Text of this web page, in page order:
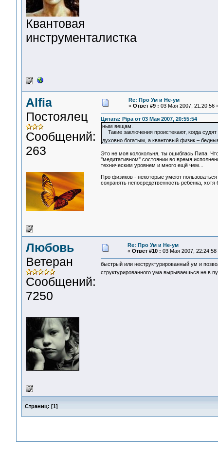
Квантовая
инструменталистка
Alfia
Постоялец
Сообщений:
263
Re: Про Ум и Не-ум
« Ответ #9 : 03 Мая 2007, 21:20:56
Цитата: Pipa от 03 Мая 2007, 20:55:54
ным вещам.
Такие заключения проистекают, когда
духовно богатым, а квантовый физик –
Это не моя колокольня, ты ошиблась Пипа.
"медитативном" состоянии во время
техническим уровнем и много ещё чем...
Про физиков - некоторые умеют
сохранять непосредственность ребёнка, хотя
Любовь
Ветеран
Сообщений:
7250
Re: Про Ум и Не-ум
« Ответ #10 : 03 Мая 2007, 22:24:58
быстрый или неструктурированный ум и
структурированного ума вырываешься не в
Страниц: [1]